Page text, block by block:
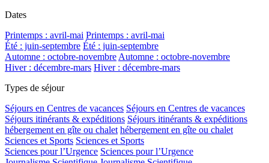
Dates
Printemps : avril-mai Printemps : avril-mai
Été : juin-septembre Été : juin-septembre
Automne : octobre-novembre Automne : octobre-novembre
Hiver : décembre-mars Hiver : décembre-mars
Types de séjour
Séjours en Centres de vacances Séjours en Centres de vacances
Séjours itinérants & expéditions Séjours itinérants & expéditions
hébergement en gîte ou chalet hébergement en gîte ou chalet
Sciences et Sports Sciences et Sports
Sciences pour l’Urgence Sciences pour l’Urgence